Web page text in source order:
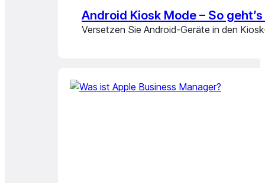
Android Kiosk Mode – So
Versetzen Sie Android-Geräte in den